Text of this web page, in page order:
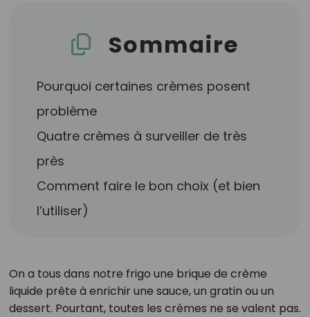
Sommaire
Pourquoi certaines crèmes posent
problème
Quatre crèmes à surveiller de très
près
Comment faire le bon choix (et bien
l’utiliser)
On a tous dans notre frigo une brique de crème
liquide prête à enrichir une sauce, un gratin ou un
dessert. Pourtant, toutes les crèmes ne se valent pas.